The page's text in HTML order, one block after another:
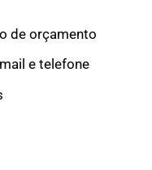
de orçamento
e telefone